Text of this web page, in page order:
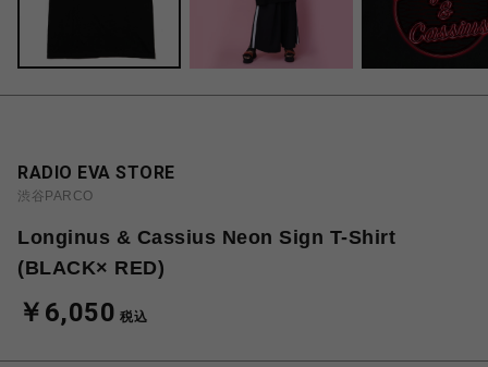
RADIO EVA STORE
渋谷PARCO
Longinus & Cassius Neon Sign T-Shirt
(BLACK× RED)
￥6,050 税込